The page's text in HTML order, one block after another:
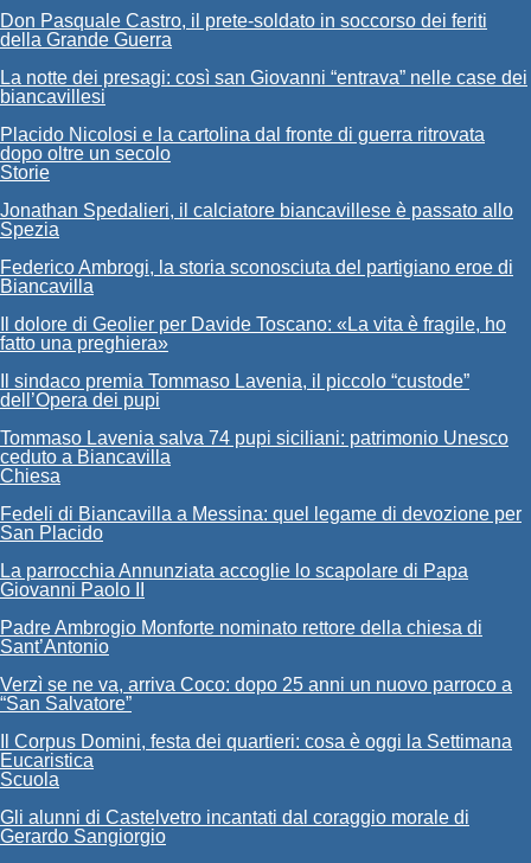
Don Pasquale Castro, il prete-soldato in soccorso dei feriti
della Grande Guerra
La notte dei presagi: così san Giovanni “entrava” nelle case dei
biancavillesi
Placido Nicolosi e la cartolina dal fronte di guerra ritrovata
dopo oltre un secolo
Storie
Jonathan Spedalieri, il calciatore biancavillese è passato allo
Spezia
Federico Ambrogi, la storia sconosciuta del partigiano eroe di
Biancavilla
Il dolore di Geolier per Davide Toscano: «La vita è fragile, ho
fatto una preghiera»
Il sindaco premia Tommaso Lavenia, il piccolo “custode”
dell’Opera dei pupi
Tommaso Lavenia salva 74 pupi siciliani: patrimonio Unesco
ceduto a Biancavilla
Chiesa
Fedeli di Biancavilla a Messina: quel legame di devozione per
San Placido
La parrocchia Annunziata accoglie lo scapolare di Papa
Giovanni Paolo II
Padre Ambrogio Monforte nominato rettore della chiesa di
Sant’Antonio
Verzì se ne va, arriva Coco: dopo 25 anni un nuovo parroco a
“San Salvatore”
Il Corpus Domini, festa dei quartieri: cosa è oggi la Settimana
Eucaristica
Scuola
Gli alunni di Castelvetro incantati dal coraggio morale di
Gerardo Sangiorgio